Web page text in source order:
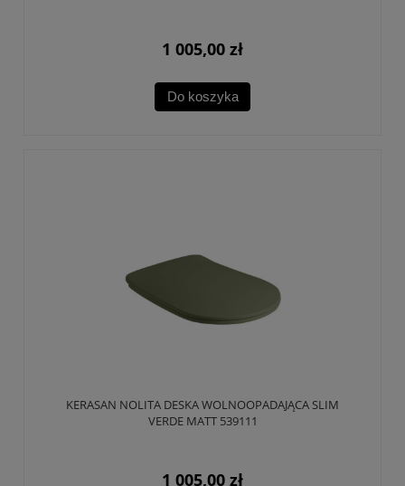
1 005,00 zł
Do koszyka
KERASAN NOLITA DESKA WOLNOOPADAJĄCA SLIM
VERDE MATT 539111
1 005,00 zł